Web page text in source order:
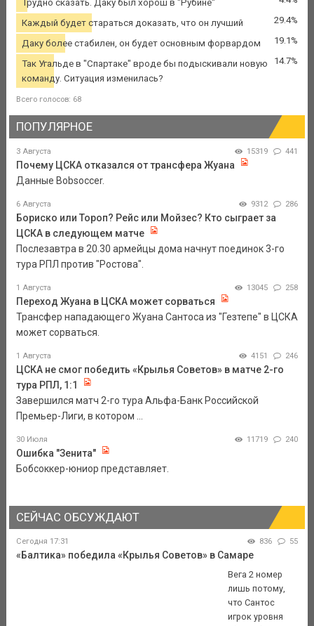
Трудно сказать. Даку был хорош в "Рубине"
Каждый будет стараться доказать, что он лучший 29.4%
Даку более стабилен, он будет основным форвардом 19.1%
Так Угальде в "Спартаке" вроде бы подыскивали новую
команду. Ситуация изменилась?
14.7%
Всего голосов: 68
ПОПУЛЯРНОЕ
3 Августа 15319 441
Почему ЦСКА отказался от трансфера Жуана
Данные Bobsoccer.
6 Августа 9312 286
Бориско или Тороп? Рейс или Мойзес? Кто сыграет за
ЦСКА в следующем матче
Послезавтра в 20.30 армейцы дома начнут поединок 3-го
тура РПЛ против "Ростова".
1 Августа 13045 258
Переход Жуана в ЦСКА может сорваться
Трансфер нападающего Жуана Сантоса из "Гезтепе" в ЦСКА
может сорваться.
1 Августа 4151 246
ЦСКА не смог победить «Крылья Советов» в матче 2-го
тура РПЛ, 1:1
Завершился матч 2-го тура Альфа-Банк Российской
Премьер-Лиги, в котором ...
30 Июля 11719 240
Ошибка "Зенита"
Бобсоккер-юниор представляет.
СЕЙЧАС ОБСУЖДАЮТ
Сегодня 17:31 836 55
«Балтика» победила «Крылья Советов» в Самаре
Вега 2 номер
лишь потому,
что Сантос
игрок уровня